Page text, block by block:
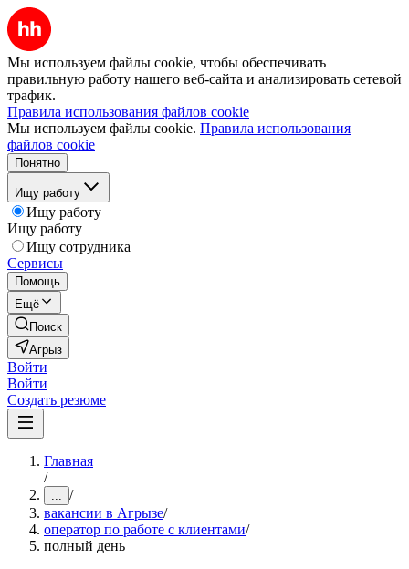
Мы используем файлы cookie, чтобы обеспечивать
правильную работу нашего веб-сайта и анализировать сетевой
трафик.
Правила использования файлов cookie
Мы используем файлы cookie. Правила использования
файлов cookie
Понятно
Ищу работу
Ищу работу
Ищу работу
Ищу сотрудника
Сервисы
Помощь
Ещё
Поиск
Агрыз
Войти
Войти
Создать резюме
Главная
/
... /
вакансии в Агрызе/
оператор по работе с клиентами/
полный день